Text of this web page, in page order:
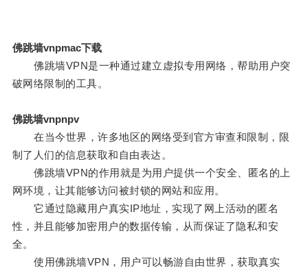
佛跳墙vnpmac下载
佛跳墙VPN是一种通过建立虚拟专用网络，帮助用户突
破网络限制的工具。
佛跳墙vnpnpv
在当今世界，许多地区的网络受到官方审查和限制，限
制了人们的信息获取和自由表达。
佛跳墙VPN的作用就是为用户提供一个安全、匿名的上
网环境，让其能够访问被封锁的网站和应用。
它通过隐藏用户真实IP地址，实现了网上活动的匿名
性，并且能够加密用户的数据传输，从而保证了隐私和安
全。
使用佛跳墙VPN，用户可以畅游自由世界，获取真实